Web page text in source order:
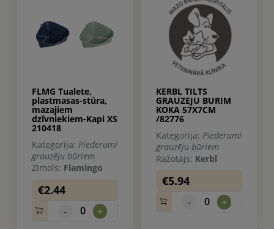
FLMG Tualete,
plastmasas-stūra,
mazajiem
dzīvniekiem-Kapi XS
210418
Kategorija: Piederumi
grauzēju būriem
Zīmols: Flamingo
€2.44
- 0 +
KERBL TILTS
GRAUZEJU BURIM
KOKA 57X7CM
/82776
Kategorija: Piederumi
grauzēju būriem
Ražotājs: Kerbl
€5.94
- 0 +